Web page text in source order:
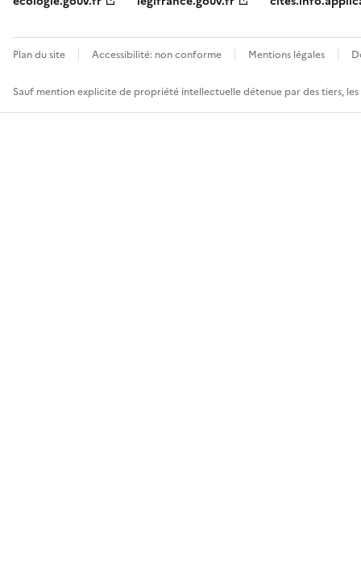
Plan du site Accessibilité: non conforme Mentions légales
Sauf mention explicite de propriété intellectuelle détenue par des tiers,